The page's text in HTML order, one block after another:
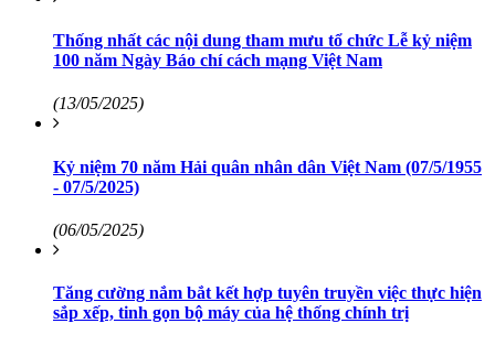
Thống nhất các nội dung tham mưu tổ chức Lễ kỷ niệm
100 năm Ngày Báo chí cách mạng Việt Nam
(13/05/2025)
Kỷ niệm 70 năm Hải quân nhân dân Việt Nam (07/5/1955
- 07/5/2025)
(06/05/2025)
Tăng cường nắm bắt kết hợp tuyên truyền việc thực hiện
sắp xếp, tinh gọn bộ máy của hệ thống chính trị